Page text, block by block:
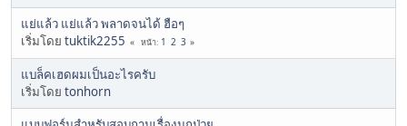
แย่แล้ว แย่แล้ว พลาดจนได้ ฮือๆ
เริ่มโดย tuktik2255 หน้า 1 2 3
แบล็คเฮดผมเป็นอะไรครับ
เริ่มโดย tonhorn